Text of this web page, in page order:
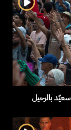
بالرحيل